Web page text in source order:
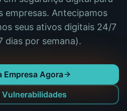
empresas. Antecipamos
seus ativos digitais 24/7
dias por semana).
Empresa Agora
Vulnerabilidades